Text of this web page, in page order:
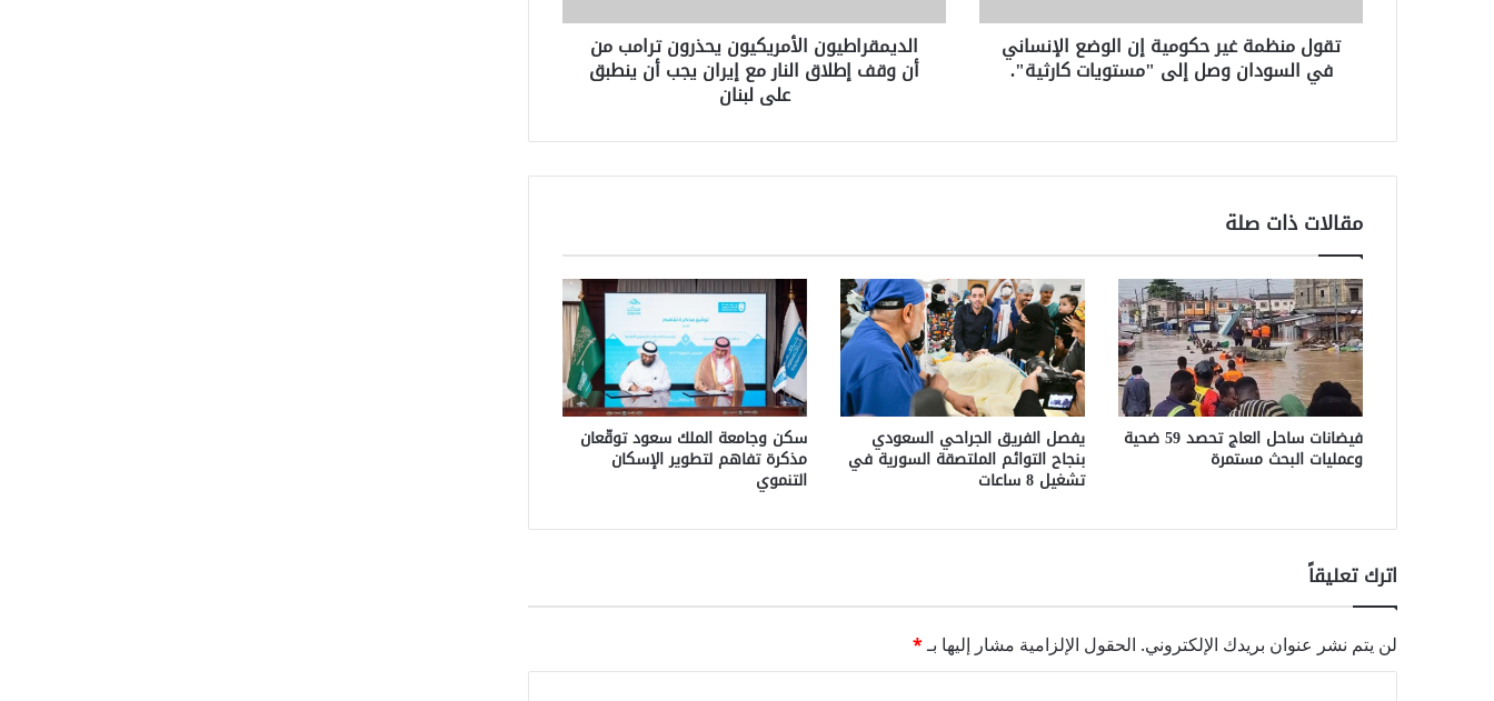
السودان
وصل
"مستويات
تقول منظمة غير حكومية إن الوضع الإنساني
في السودان وصل إلى "مستويات كارثية".
النار
إيران
ينطبق
لبنان
الديمقراطيون الأمريكيون يحذرون ترامب من
أن وقف إطلاق النار مع إيران يجب أن ينطبق
على لبنان
مقالات ذات صلة
فيضانات ساحل العاج تحصد 59 ضحية
وعمليات البحث مستمرة
يفصل الفريق الجراحي السعودي
بنجاح التوائم الملتصقة السورية في
تشغيل 8 ساعات
سكن وجامعة الملك سعود توقّعان
مذكرة تفاهم لتطوير الإسكان
التنموي
اترك تعليقاً
لن يتم نشر عنوان بريدك الإلكتروني. الحقول الإلزامية مشار إليها بـ*